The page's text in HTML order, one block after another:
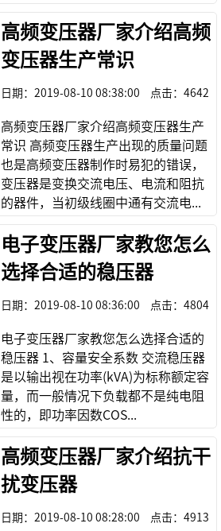
高频变压器厂家介绍高频
变压器生产常识
日期： 2019-08-10 08:38:00 点击： 4642
高频变压器厂家介绍高频变压器生产
常识 高频变压器生产出现的质量问题
也是高频变压器制作时易犯的错误，
变压器是变换交流电压、电流和阻抗
的器件，当初级线圈中通有交流电...
电子变压器厂家教您怎么
选择合适的稳压器
日期： 2019-08-10 08:36:00 点击： 4804
电子变压器厂家教您怎么选择合适的
稳压器 1、容量安全系数 交流稳压器
是以输出视在功率(kVA)为标称额定容
量，而一般情况下负载都不是纯电阻
性的，即功率因数COS...
​高频变压器厂家介绍抗干
扰变压器
日期： 2019-08-10 08:28:00 点击： 4913